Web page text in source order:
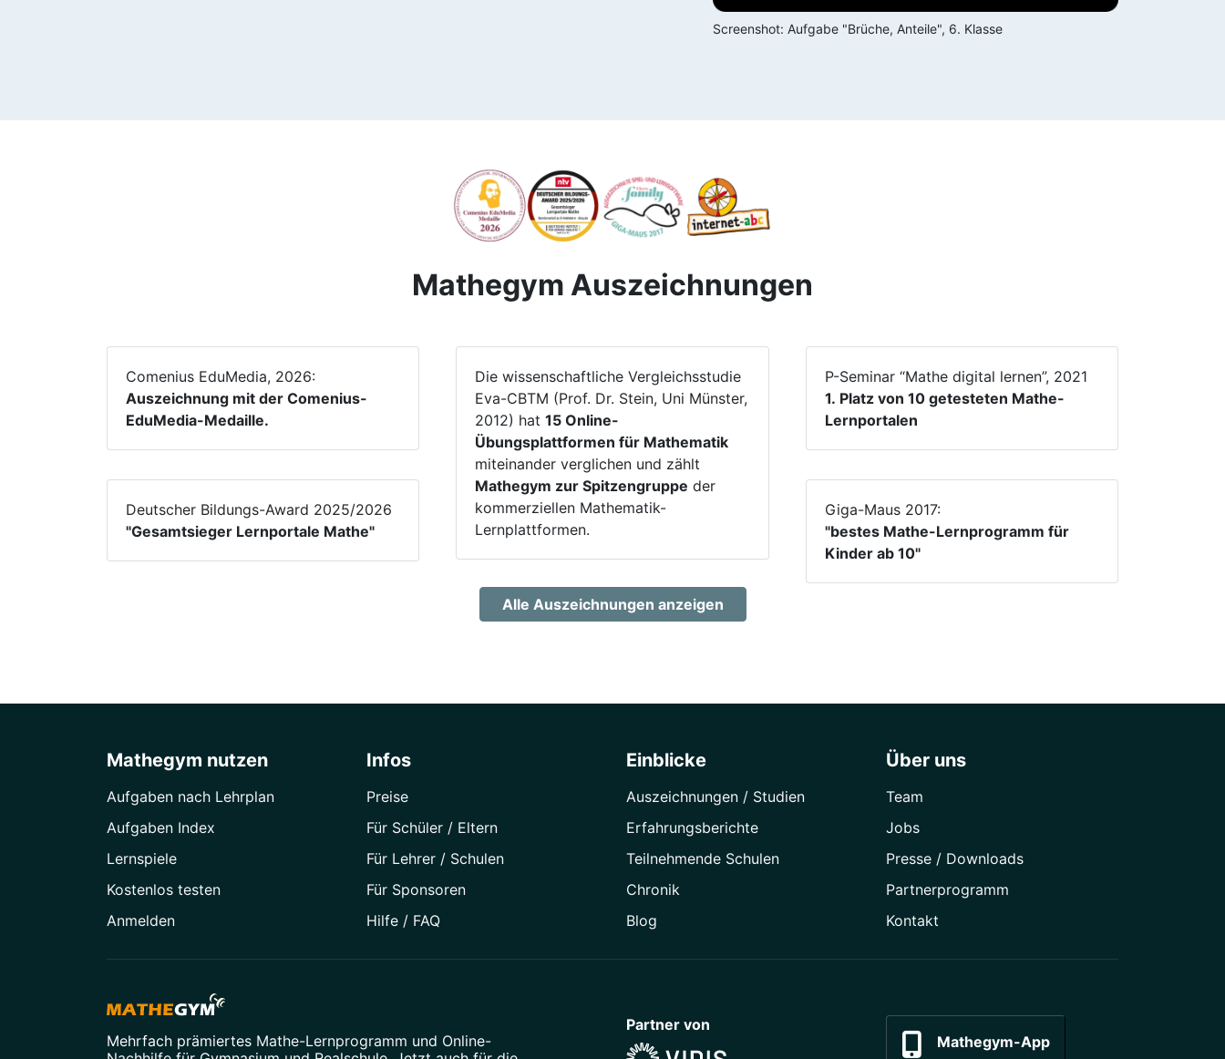
Screenshot: Aufgabe "Brüche, Anteile", 6. Klasse
Mathegym Auszeichnungen
Comenius EduMedia, 2026:
Auszeichnung mit der Comenius-
EduMedia-Medaille.
Deutscher Bildungs-Award 2025/2026
"Gesamtsieger Lernportale Mathe"
Die wissenschaftliche Vergleichsstudie
Eva-CBTM (Prof. Dr. Stein, Uni Münster,
2012) hat15 Online-
Übungsplattformen für Mathematik
miteinander verglichen und zählt
Mathegym zur Spitzengruppe der
kommerziellen Mathematik-
Lernplattformen.
P-Seminar “Mathe digital lernen”, 2021
1. Platz von 10 getesteten Mathe-
Lernportalen
Giga-Maus 2017:
"bestes Mathe-Lernprogramm für
Kinder ab 10"
Alle Auszeichnungen anzeigen
Mathegym nutzen
Aufgaben nach Lehrplan
Aufgaben Index
Lernspiele
Kostenlos testen
Anmelden
Infos
Preise
Für Schüler / Eltern
Für Lehrer / Schulen
Für Sponsoren
Hilfe / FAQ
Einblicke
Auszeichnungen / Studien
Erfahrungsberichte
Teilnehmende Schulen
Chronik
Blog
Über uns
Team
Jobs
Presse / Downloads
Partner­programm
Kontakt
Mehrfach prämiertes Mathe-Lernprogramm und Online-
Partner von
Mathegym-App